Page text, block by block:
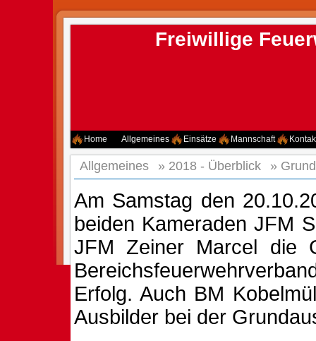
Freiwillige
Home Allgemeines Einsätze Mannschaft
Allgemeines » 2018 - Überblick »
Am Samstag den
beiden Kameraden JFM
JFM Zeiner Marcel die
Erfolg. Auch BM
Ausbilder bei der